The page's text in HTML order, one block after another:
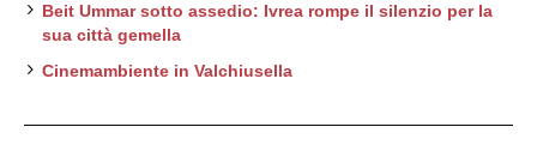
Beit Ummar sotto assedio: Ivrea rompe il silenzio per la
sua città gemella
Cinemambiente in Valchiusella